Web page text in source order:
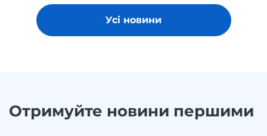
Усі новини
Отримуйте новини першими